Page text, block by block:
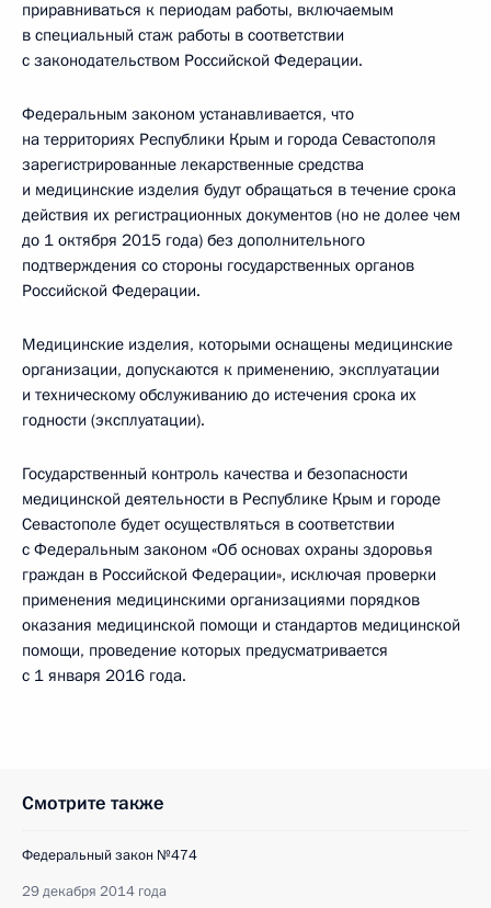
приравниваться к периодам работы, включаемым
в специальный стаж работы в соответствии
с законодательством Российской Федерации.
Федеральным законом устанавливается, что
на территориях Республики Крым и города Севастополя
зарегистрированные лекарственные средства
и медицинские изделия будут обращаться в течение срока
действия их регистрационных документов (но не долее чем
до 1 октября 2015 года) без дополнительного
подтверждения со стороны государственных органов
Российской Федерации.
Медицинские изделия, которыми оснащены медицинские
организации, допускаются к применению, эксплуатации
и техническому обслуживанию до истечения срока их
годности (эксплуатации).
Государственный контроль качества и безопасности
медицинской деятельности в Республике Крым и городе
Севастополе будет осуществляться в соответствии
с Федеральным законом «Об основах охраны здоровья
граждан в Российской Федерации», исключая проверки
применения медицинскими организациями порядков
оказания медицинской помощи и стандартов медицинской
помощи, проведение которых предусматривается
с 1 января 2016 года.
Смотрите также
Федеральный закон №474
29 декабря 2014 года